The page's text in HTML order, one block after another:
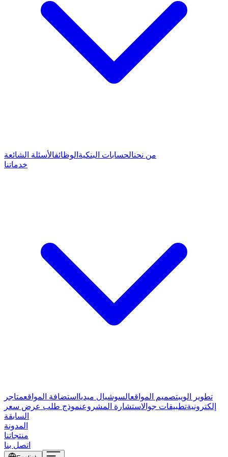
من نحنالحسابات البنكية الوظائفالأسئلة الشائعة
خدماتنا
تطوير الويبتصميم المواقعالسوشيال ميديا استضافة المواقعمتاجر
إلكترونيةتطبيقات جوالاستشارة المشروعنموذج طلب عرض سعر
السابقة
المدونة
منتجاتنا
اتصل بنا